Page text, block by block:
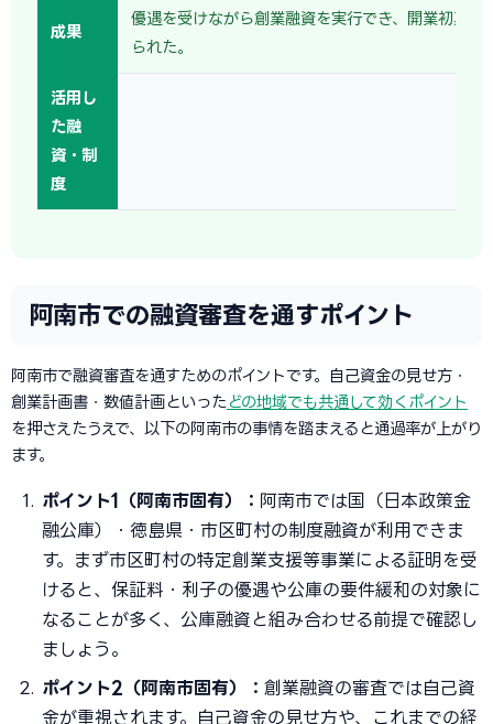
成果
優遇を受けながら創業融資を実行でき、開業初期の
られた。
活用し
た融
資・制
度
阿南市での融資審査を通すポイント
阿南市で融資審査を通すためのポイントです。自己資金の見せ方・
創業計画書・数値計画といった どの地域でも共通して効くポイント
を押さえたうえで、以下の阿南市の事情を踏まえると通過率が上がり
ます。
ポイント1（阿南市固有）： 阿南市では国（日本政策金
融公庫）・徳島県・市区町村の制度融資が利用できま
す。まず市区町村の特定創業支援等事業による証明を受
けると、保証料・利子の優遇や公庫の要件緩和の対象に
なることが多く、公庫融資と組み合わせる前提で確認し
ましょう。
ポイント2（阿南市固有）： 創業融資の審査では自己資
金が重視されます。自己資金の見せ方や、これまでの経